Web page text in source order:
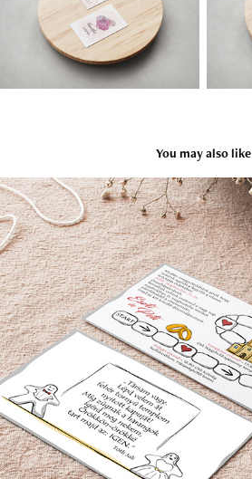
You may also like
Esküvői meghívó
2020